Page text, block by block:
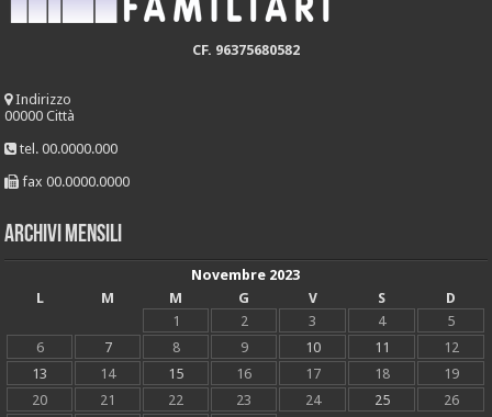
CF. 96375680582
Indirizzo
00000 Città
tel. 00.0000.000
fax 00.0000.0000
Archivi mensili
Novembre 2023
L
M M G V S
D
1
2 3 4
5
6
7 8 9 10 11
12
13
14 15 16 17 18
19
20
21 22 23 24 25
26